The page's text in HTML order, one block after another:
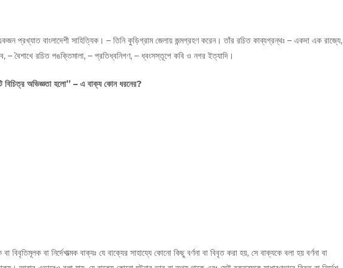
প্রখ্যাত বাংলাদেশী সাহিত্যিক। – তিনি কুড়িগ্রাম জেলায় জন্মগ্রহণ করেন। তাঁর রচিত কাব্যগ্রন্থঃ – একদা এক রাজ্যে,
– বৈশাখে রচিত পঙক্তিমালা, – প্রতিধ্বনিগণ, – ধ্বংসস্তূপে কবি ও নগর ইত্যাদি।
অভিজ্ঞতা হলাে” – এ বাক্য কোন ধরনের?
বা বিবৃতিমূলক বা নির্দেশাত্মক বাক্যঃ যে বাক্যের সাহায্যে কোনো কিছু বর্ণনা বা বিবৃত করা হয়, সে বাক্যকে বলা হয় বর্ণনা বা